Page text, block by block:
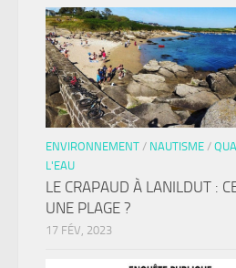
ENVIRONNEMENT / NAUTISME /
L'EAU
LE CRAPAUD À LANILDUT :
UNE PLAGE ?
17 FÉV, 2023